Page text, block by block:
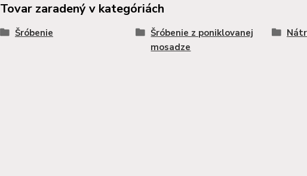
Tovar zaradený v kategóriách
Šróbenie
Šróbenie z poniklovanej
mosadze